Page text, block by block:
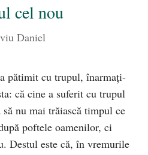
cel nou
Daniel
pătimit cu trupul, înarmaţi-
că cine a suferit cu trupul
nu mai trăiască timpul ce
poftele oamenilor, ci
Destul este că, în vremurile